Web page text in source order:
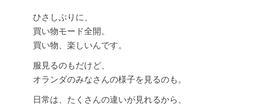
ひさしぶりに、
買い物モード全開。
買い物、楽しいんです。
服見るのもだけど、
オランダのみなさんの様子を見るのも。
日常は、たくさんの違いが見れるから、